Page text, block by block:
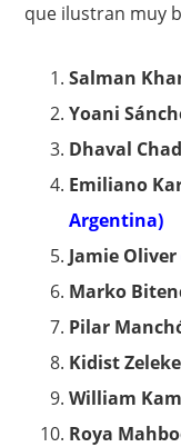
que ilustran muy
Salman
Yoani
Dhaval
Emiliano
Argentina)
Jamie Oliver
Marko
Pilar
Kidist
William
Roya